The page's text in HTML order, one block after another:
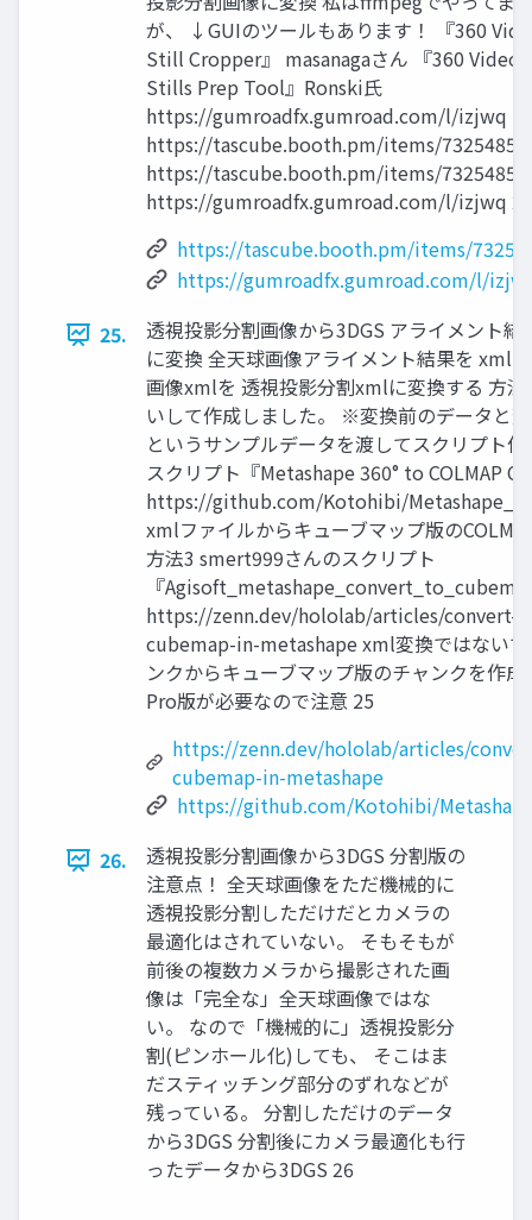
が、 ↓GUIのツールもあります！ 『360
Still Cropper』 masanagaさん 『360 Video
Stills Prep Tool』Ronski氏
https://gumroadfx.gumroad.com/l/izjwq
https://tascube.booth.pm/items/7325485
https://tascube.booth.pm/items/7325485
https://gumroadfx.gumroad.com/l/izjwq 24
https://tascube.booth.pm/items/
https://gumroadfx.gumroad.com/l/
25.
透視投影分割画像から3DGS アライメント
に変換 全天球画像アライメント結果を xml
画像xmlを 透視投影分割xmlに変換する 方
いして作成しました。 ※変換前のデータと
というサンプルデータを渡してスクリプト
スクリプト『Metashape 360° to COLMAP
https://github.com/Kotohibi/
xmlファイルからキューブマップ版の
方法3 smert999さんのスクリプト
『
https://zenn.dev/hololab/articles/convert-
cubemap-in-metashape xml変換ではない
ンクからキューブマップ版のチャンクを作
Pro版が必要なので注意 25
https://zenn.dev/hololab/articles/
cubemap-in-metashape
https://github.com/Kotohibi/
26.
透視投影分割画像から3DGS 分割版の
注意点！ 全天球画像をただ機械的に
透視投影分割しただけだとカメラの
最適化はされていない。 そもそもが
前後の複数カメラから撮影された画
像は「完全な」全天球画像ではな
い。 なので「機械的に」透視投影分
割(ピンホール化)しても、 そこはま
だスティッチング部分のずれなどが
残っている。 分割しただけのデータ
から3DGS 分割後にカメラ最適化も行
ったデータから3DGS 26